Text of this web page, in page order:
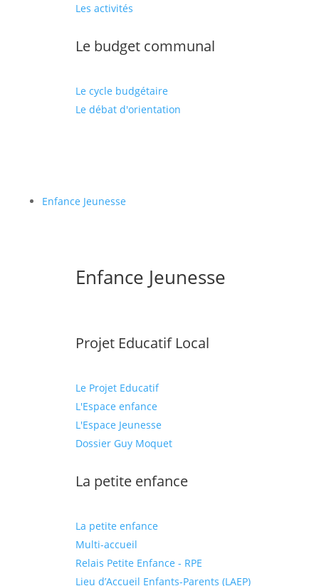
Les activités
Le budget communal
Le cycle budgétaire
Le débat d'orientation
Enfance Jeunesse
Enfance Jeunesse
Projet Educatif Local
Le Projet Educatif
L'Espace enfance
L'Espace Jeunesse
Dossier Guy Moquet
La petite enfance
La petite enfance
Multi-accueil
Relais Petite Enfance - RPE
Lieu d’Accueil Enfants-Parents (LAEP)